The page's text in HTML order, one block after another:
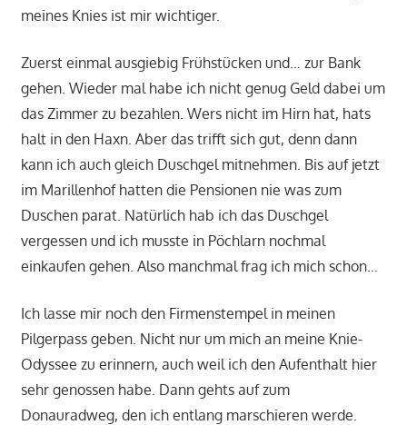
meines Knies ist mir wichtiger.
Zuerst einmal ausgiebig Frühstücken und… zur Bank
gehen. Wieder mal habe ich nicht genug Geld dabei um
das Zimmer zu bezahlen. Wers nicht im Hirn hat, hats
halt in den Haxn. Aber das trifft sich gut, denn dann
kann ich auch gleich Duschgel mitnehmen. Bis auf jetzt
im Marillenhof hatten die Pensionen nie was zum
Duschen parat. Natürlich hab ich das Duschgel
vergessen und ich musste in Pöchlarn nochmal
einkaufen gehen. Also manchmal frag ich mich schon…
Ich lasse mir noch den Firmenstempel in meinen
Pilgerpass geben. Nicht nur um mich an meine Knie-
Odyssee zu erinnern, auch weil ich den Aufenthalt hier
sehr genossen habe. Dann gehts auf zum
Donauradweg, den ich entlang marschieren werde.